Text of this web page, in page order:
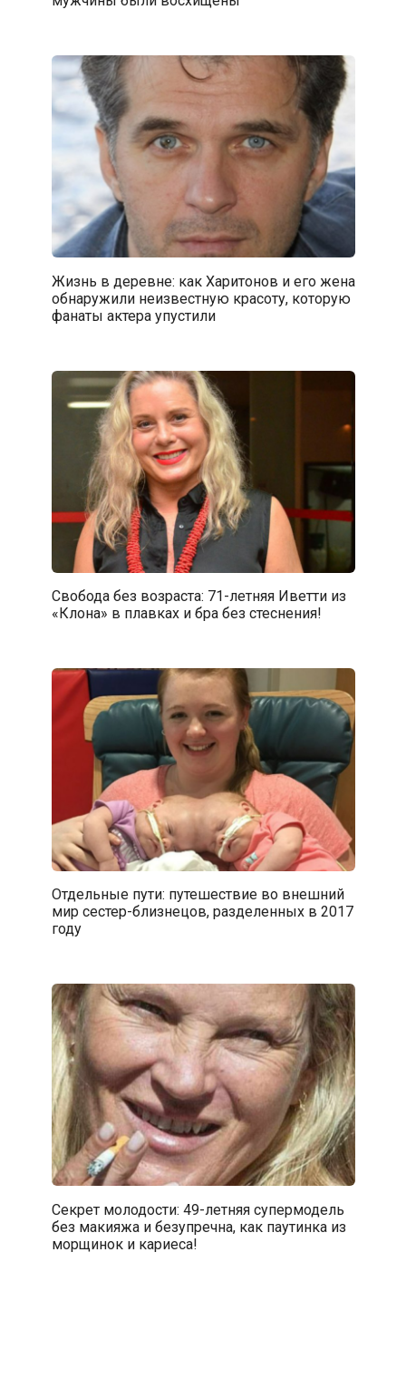
Жизнь в деревне: как Харитонов и его жена
обнаружили неизвестную красоту, которую
фанаты актера упустили
Свобода без возраста: 71-летняя Иветти из
«Клона» в плавках и бра без стеснения!
Отдельные пути: путешествие во внешний
мир сестер-близнецов, разделенных в 2017
году
Секрет молодости: 49-летняя супермодель
без макияжа и безупречна, как паутинка из
морщинок и кариеса!